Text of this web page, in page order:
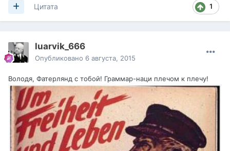
1
Цитата
luarvik_666
Опубликовано 6 августа, 2015
Володя, Фатерлянд с тобой! Граммар-наци плечом к плечу!